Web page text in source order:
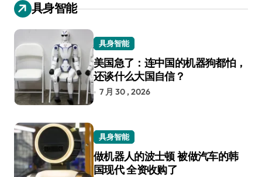
具身智能
具身智能
美国急了：连中国的机器狗都怕，
还谈什么大国自信？
7 月 30 , 2026
具身智能
做机器人的波士顿 被做汽车的韩
国现代 全资收购了